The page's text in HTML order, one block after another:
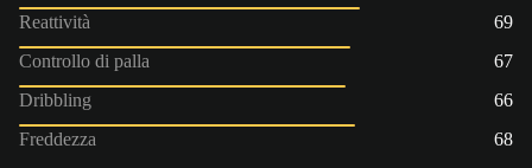
Reattività
69
Controllo di palla
67
Dribbling
66
Freddezza
68